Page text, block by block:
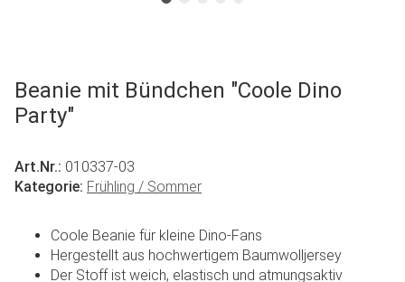
Beanie mit Bündchen "Coole Dino
Party"
Art.Nr.: 010337-03
Kategorie: Frühling / Sommer
Coole Beanie für kleine Dino-Fans
Hergestellt aus hochwertigem Baumwolljersey
Der Stoff ist weich, elastisch und atmungsaktiv